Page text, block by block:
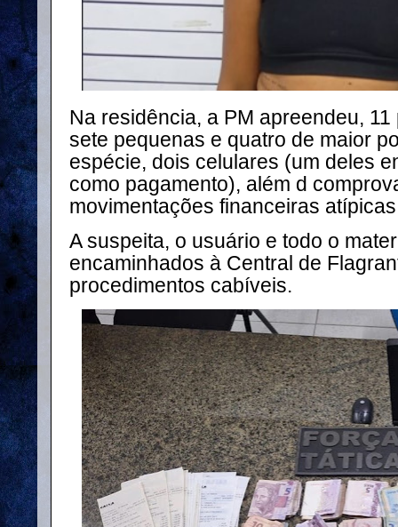
Na residência, a PM apreendeu,
sete pequenas e quatro de maior
espécie, dois celulares (um deles
como pagamento), além d
movimentações financeiras
A suspeita, o usuário e todo o
encaminhados à Central de
procedimentos cabíveis.